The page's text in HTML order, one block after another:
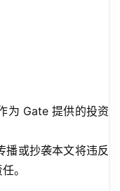
为 Gate 提供的投资
或抄袭本文将违反
。